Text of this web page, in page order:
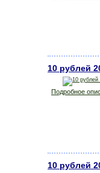
10 рублей
Подробное
10 рублей